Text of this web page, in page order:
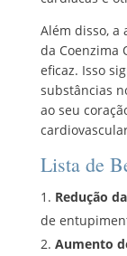
Além disso, a
da Coenzima
eficaz. Isso
substâncias
ao seu
Lista de
Redução
de
Aumento